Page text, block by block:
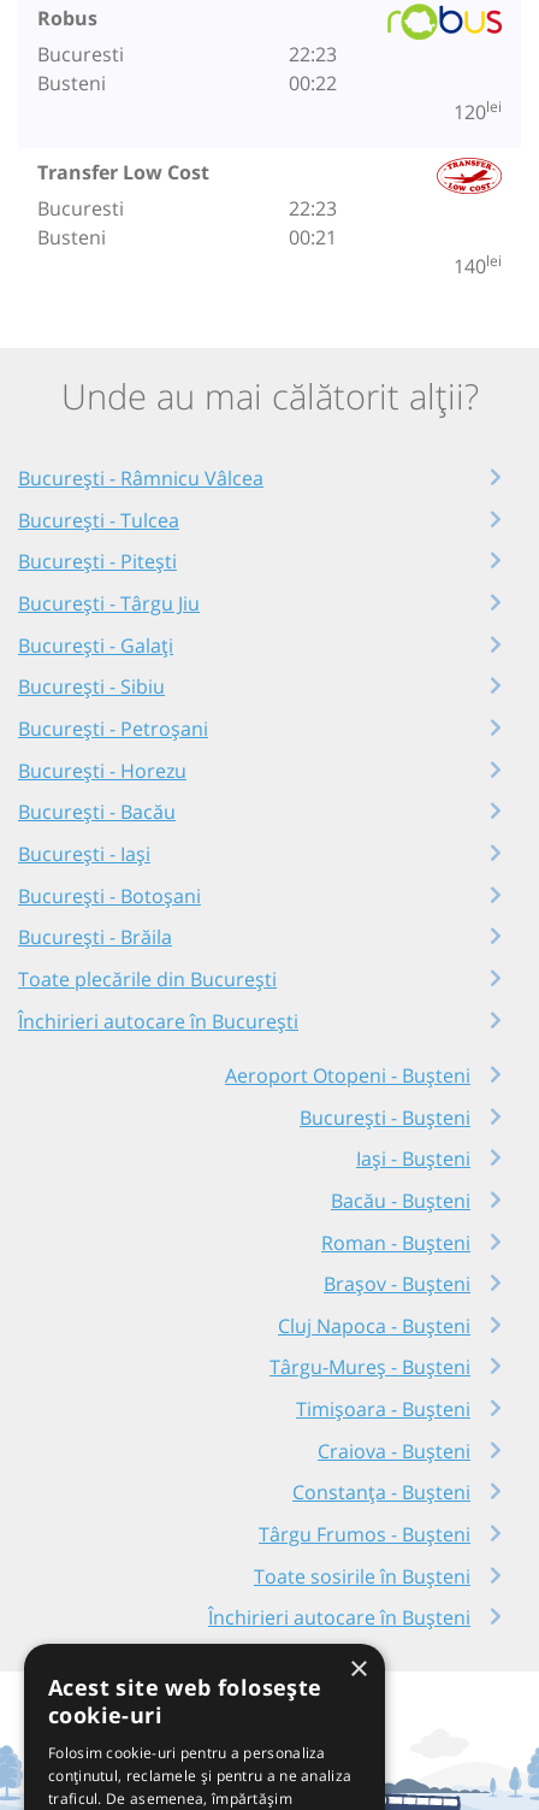
Robus
Bucuresti
Busteni
22:23
00:22
120lei
Transfer Low Cost
Bucuresti
Busteni
22:23
00:21
140lei
Unde au mai călătorit alții?
București - Râmnicu Vâlcea
București - Tulcea
București - Pitești
București - Târgu Jiu
București - Galați
București - Sibiu
București - Petroșani
București - Horezu
București - Bacău
București - Iași
București - Botoșani
București - Brăila
Toate plecările din București
Închirieri autocare în București
Aeroport Otopeni - Bușteni
București - Bușteni
Iași - Bușteni
Bacău - Bușteni
Roman - Bușteni
Brașov - Bușteni
Cluj Napoca - Bușteni
Târgu-Mureș - Bușteni
Timișoara - Bușteni
Craiova - Bușteni
Constanța - Bușteni
Târgu Frumos - Bușteni
Toate sosirile în Bușteni
Închirieri autocare în Bușteni
×
Acest site web folosește
cookie-uri
Folosim cookie-uri pentru a personaliza
conținutul, reclamele și pentru a ne analiza
traficul. De asemenea, împărtășim